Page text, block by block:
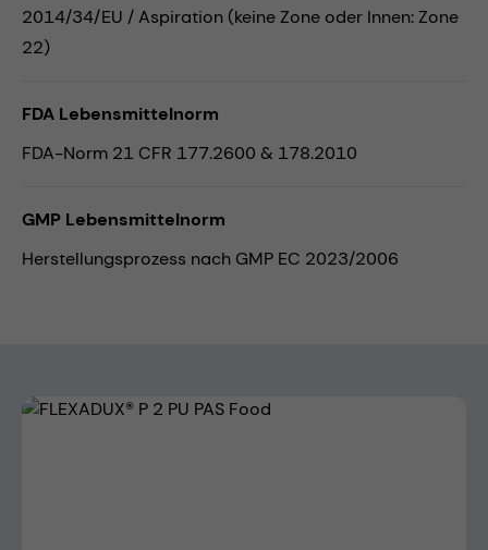
2014/34/EU / Aspiration (keine Zone oder Innen: Zone
22)
FDA Lebensmittelnorm
FDA-Norm 21 CFR 177.2600 & 178.2010
GMP Lebensmittelnorm
Herstellungsprozess nach GMP EC 2023/2006
Bildergalerie überspringen